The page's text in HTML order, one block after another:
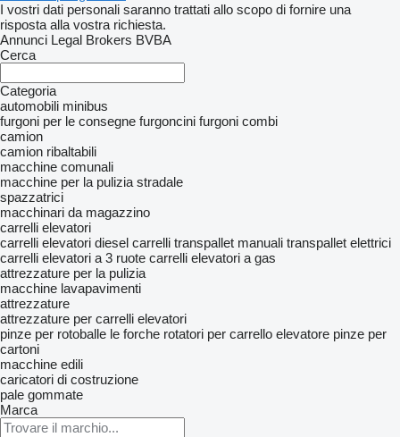
I vostri dati personali saranno trattati allo scopo di fornire una
risposta alla vostra richiesta.
Annunci Legal Brokers BVBA
Cerca
Categoria
automobili minibus
furgoni per le consegne furgoncini furgoni combi
camion
camion ribaltabili
macchine comunali
macchine per la pulizia stradale
spazzatrici
macchinari da magazzino
carrelli elevatori
carrelli elevatori diesel carrelli transpallet manuali transpallet elettrici
carrelli elevatori a 3 ruote carrelli elevatori a gas
attrezzature per la pulizia
macchine lavapavimenti
attrezzature
attrezzature per carrelli elevatori
pinze per rotoballe le forche rotatori per carrello elevatore pinze per
cartoni
macchine edili
caricatori di costruzione
pale gommate
Marca